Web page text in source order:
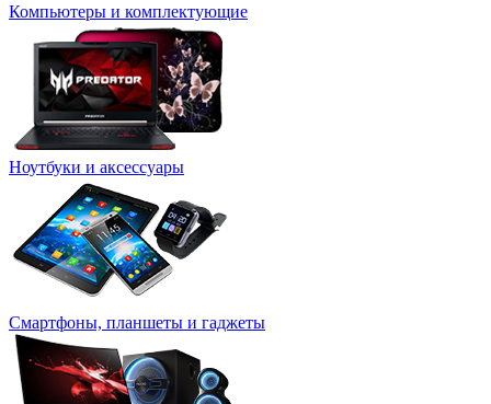
Компьютеры и комплектующие
Ноутбуки и аксессуары
Смартфоны, планшеты и гаджеты